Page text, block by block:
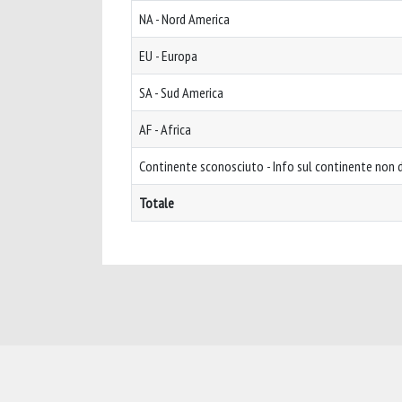
NA - Nord America
EU - Europa
SA - Sud America
AF - Africa
Continente sconosciuto - Info sul continente non
Totale